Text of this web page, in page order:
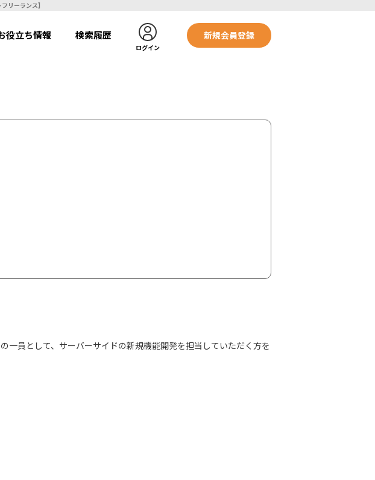
【ブーストフリーランス】
役立ち情報 検索履歴
ログイン
新規会員登録
員として、サーバーサイドの新規機能開発を担当していただく方を